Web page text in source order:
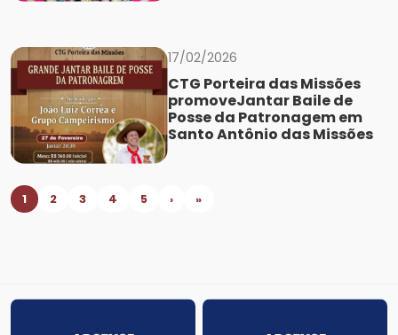
17/02/2026
CTG Porteira das Missões
promoveJantar Baile de
Posse da Patronagem em
Santo Antônio das Missões
1 2 3 4 5 › »